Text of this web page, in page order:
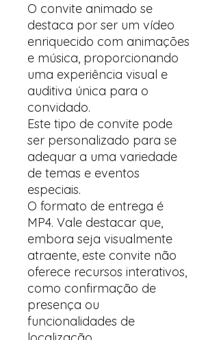
O convite animado se
destaca por ser um vídeo
enriquecido com animações
e música, proporcionando
uma experiência visual e
auditiva única para o
convidado.
Este tipo de convite pode
ser personalizado para se
adequar a uma variedade
de temas e eventos
especiais.
O formato de entrega é
MP4. Vale destacar que,
embora seja visualmente
atraente, este convite não
oferece recursos interativos,
como confirmação de
presença ou
funcionalidades de